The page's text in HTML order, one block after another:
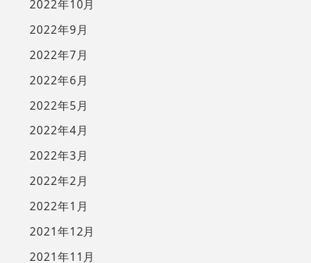
2022年10月
2022年9月
2022年7月
2022年6月
2022年5月
2022年4月
2022年3月
2022年2月
2022年1月
2021年12月
2021年11月